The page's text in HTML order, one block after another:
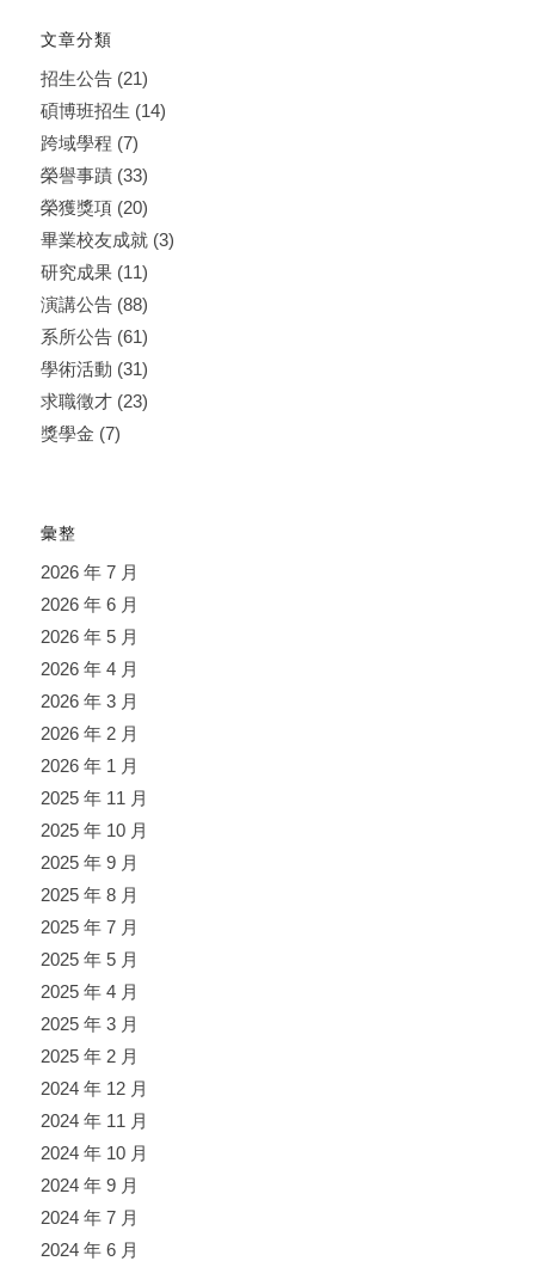
文章分類
招生公告(21)
碩博班招生 (14)
跨域學程 (7)
榮譽事蹟(33)
榮獲獎項(20)
畢業校友成就(3)
研究成果(11)
演講公告(88)
系所公告(61)
學術活動 (31)
求職徵才(23)
獎學金 (7)
彙整
2026 年 7 月
2026 年 6 月
2026 年 5 月
2026 年 4 月
2026 年 3 月
2026 年 2 月
2026 年 1 月
2025 年 11 月
2025 年 10 月
2025 年 9 月
2025 年 8 月
2025 年 7 月
2025 年 5 月
2025 年 4 月
2025 年 3 月
2025 年 2 月
2024 年 12 月
2024 年 11 月
2024 年 10 月
2024 年 9 月
2024 年 7 月
2024 年 6 月